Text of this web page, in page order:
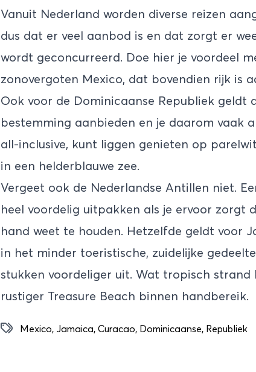
Vanuit Nederland worden diverse reizen
dus dat er veel aanbod is en dat zorgt er
wordt geconcurreerd. Doe hier je voordeel
zonovergoten Mexico, dat bovendien rijk is
Ook voor de Dominicaanse Republiek geldt
bestemming aanbieden en je daarom vaak
all-inclusive, kunt liggen genieten op
in een helderblauwe zee.
Vergeet ook de Nederlandse Antillen niet.
heel voordelig uitpakken als je ervoor zorgt
hand weet te houden. Hetzelfde geldt voor
in het minder toeristische, zuidelijke
stukken voordeliger uit. Wat tropisch
rustiger Treasure Beach binnen handbereik.
Mexico, Jamaica, Curacao, Dominicaanse, Republiek